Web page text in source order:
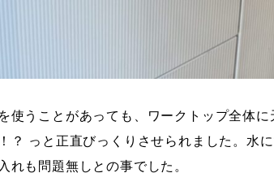
使うことがあっても、ワークトップ全体
？ っと正直びっくりさせられました。水
れも問題無しとの事でした。